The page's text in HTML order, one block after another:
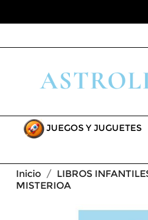
JUEGOS Y JUGUETES
Inicio
LIBROS
MISTERIOA